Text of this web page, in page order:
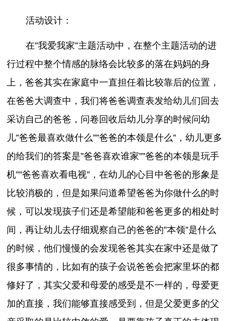
活动设计：
在”我爱我家”主题活动中，在整个主题活动的进
行过程中整个情感的脉络会比较多的落在妈妈的身
上，爸爸其实在家庭中一直担任着比较靠后的位置，
在爸爸大调查中，我们将爸爸调查表发给幼儿们回去
采访自己的爸爸，问卷回收后幼儿分享的时候问幼
儿”爸爸最喜欢做什么””爸爸的本领是什么”，幼儿更多
的给我们的答案是”爸爸喜欢谁家””爸爸的本领是玩手
机””爸爸喜欢看电视”，在幼儿的心目中爸爸的形象是
比较消极的，但是如果问道希望爸爸为你做什么的时
候，可以发现孩子们还是希望能和爸爸更多的相处时
间，再让幼儿去仔细观察自己的爸爸的”本领”是什么
的时候，他们慢慢的会发现爸爸其实在家中还是做了
很多事情的，比如有的孩子会说爸爸会把家里坏的都
修好了，其实父爱和母爱的感受是不一样的，母爱更
加的直接，我们能够直接感受到，但是父爱更多的父